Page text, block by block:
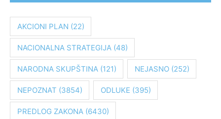
g
z
AKCIONI PLAN (22)
NACIONALNA STRATEGIJA(48)
NARODNA SKUPŠTINA(121) NEJASNO(252)
NEPOZNAT (3854) ODLUKE (395)
PREDLOG ZAKONA(6430)